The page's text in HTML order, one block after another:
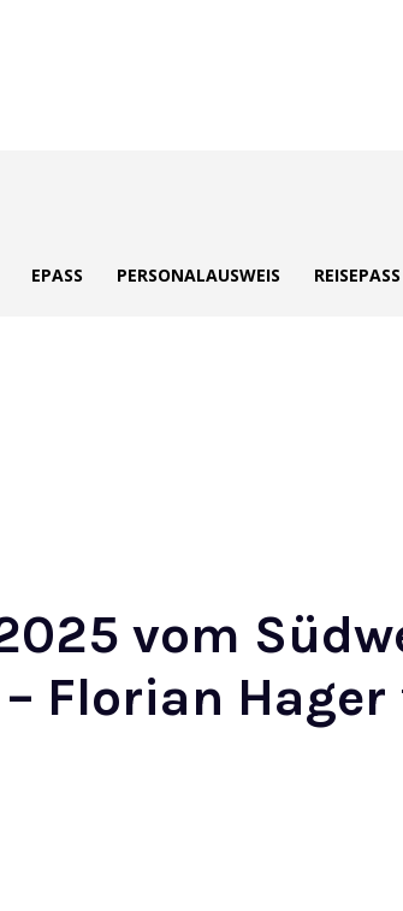
EPASS PERSONALAUSWEIS REISEPASS
vom
Florian